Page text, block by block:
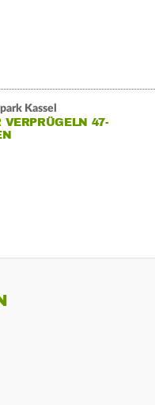
Kassel
VERPRÜGELN 47-